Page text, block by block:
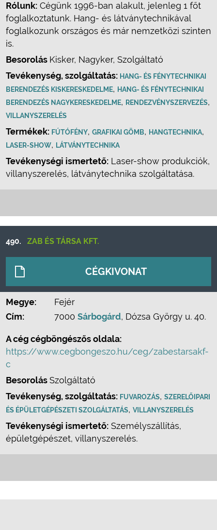
Rólunk: Cégünk 1996-ban alakult, jelenleg 1 főt
foglalkoztatunk. Hang- és látványtechnikával
foglalkozunk országos és már nemzetközi szinten
is.
Besorolás Kisker, Nagyker, Szolgáltató
Tevékenység, szolgáltatás: HANG- ÉS FÉNYTECHNIKAI
BERENDEZÉS KISKERESKEDELME, HANG- ÉS FÉNYTECHNIKAI
BERENDEZÉS NAGYKERESKEDELME, RENDEZVÉNYSZERVEZÉS,
VILLANYSZERELÉS
Termékek: FÚTÓFÉNY, GRAFIKAI GÖMB, HANGTECHNIKA,
LASER-SHOW, LÁTVÁNYTECHNIKA
Tevékenységi ismertető: Laser-show produkciók,
villanyszerelés, látványtechnika szolgáltatása.
490. ZAB ÉS TÁRSA KFT.
CÉGKIVONAT
Megye:
Fejér
Cím:
7000 Sárbogárd, Dózsa György u. 40.
A cég cégböngészős oldala:
https://www.cegbongeszo.hu/ceg/zabestarsakf-
c
BesorolásSzolgáltató
Tevékenység, szolgáltatás: FUVAROZÁS, SZERELŐIPARI
ÉS ÉPÜLETGÉPÉSZETI SZOLGÁLTATÁS, VILLANYSZERELÉS
Tevékenységi ismertető: Személyszállítás,
épületgépészet, villanyszerelés.